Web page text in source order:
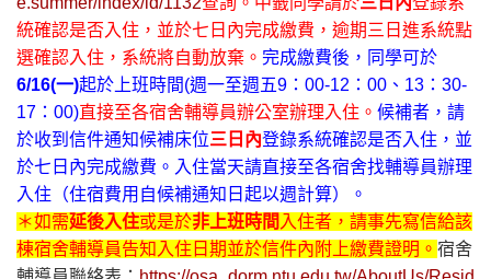
統確認是否入住，並於七日內完成繳費，逾期三日進系統點
選確認入住，系統將自動放棄。 完成繳費後，同學可於
6/16(一)起於上班時間(週一至週五9：00-12：00、13：30-
17：00)直接至各宿舍輔導員辦公室辦理入住。 候補者，請
於收到信件通知候補床位三日內登錄系統確認是否入住，並
於七日內完成繳費。入住當天請直接至各宿舍找輔導員辦理
入住（住宿費用自候補通知日起以週計算）。
＊如需延後入住或是於非上班時間 入住者，請事先寫信給該
棟宿舍輔導員告知入住日期並於信件內附上繳費證明。 宿舍